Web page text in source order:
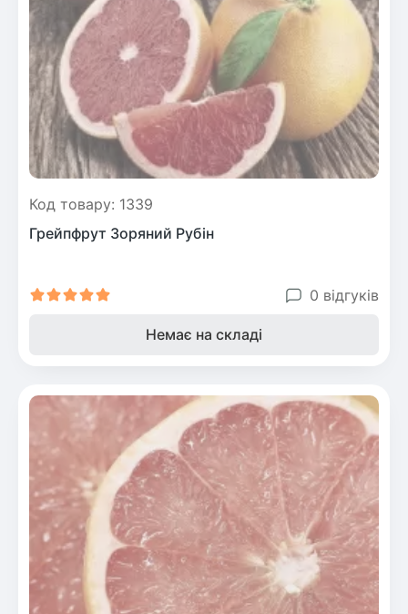
Рослини що в'ються
Гліцинія (Вістерія)
Жимолость декоративна
Плющ
Клематіс
Код товару: 1339
Грейпфрут Зоряний Рубін
0 відгуків
Немає на складі